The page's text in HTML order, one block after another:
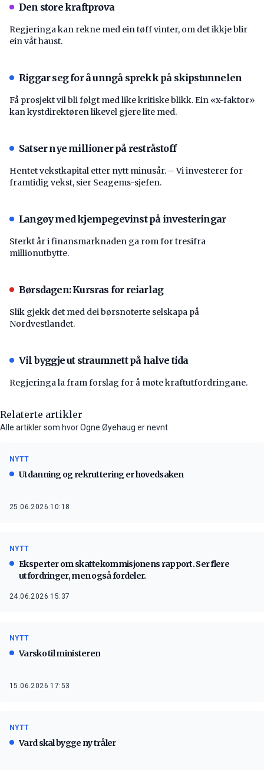
Den store kraftprøva
Regjeringa kan rekne med ein tøff vinter, om det ikkje blir
ein våt haust.
Riggar seg for å unngå sprekk på skipstunnelen
Få prosjekt vil bli følgt med like kritiske blikk. Ein «x-faktor»
kan kystdirektøren likevel gjere lite med.
Satser nye millioner på restråstoff
Hentet vekstkapital etter nytt minusår. – Vi investerer for
framtidig vekst, sier Seagems-sjefen.
Langøy med kjempegevinst på investeringar
Sterkt år i finansmarknaden ga rom for tresifra
millionutbytte.
Børsdagen: Kursras for reiarlag
Slik gjekk det med dei børsnoterte selskapa på
Nordvestlandet.
Vil byggje ut straumnett på halve tida
Regjeringa la fram forslag for å møte kraftutfordringane.
Relaterte artikler
Alle artikler som hvor Ogne Øyehaug er nevnt
NYTT
Utdanning og rekruttering er hovedsaken
25.06.2026 10:18
NYTT
Eksperter om skattekommisjonens rapport. Ser flere
utfordringer, men også fordeler.
24.06.2026 15:37
NYTT
Varsko til ministeren
15.06.2026 17:53
NYTT
Vard skal bygge ny tråler